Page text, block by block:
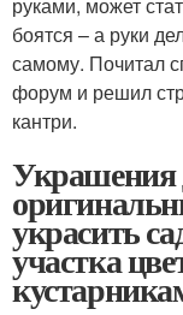
боятся – а руки
самому. Почитал
форум и решил
кантри.
Украшения
украсить
участка